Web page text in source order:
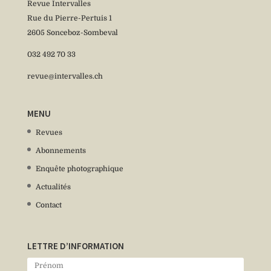
Revue Intervalles
Rue du Pierre-Pertuis 1
2605 Sonceboz-Sombeval
032 492 70 33
revue@intervalles.ch
MENU
Revues
Abonnements
Enquête photographique
Actualités
Contact
LETTRE D’INFORMATION